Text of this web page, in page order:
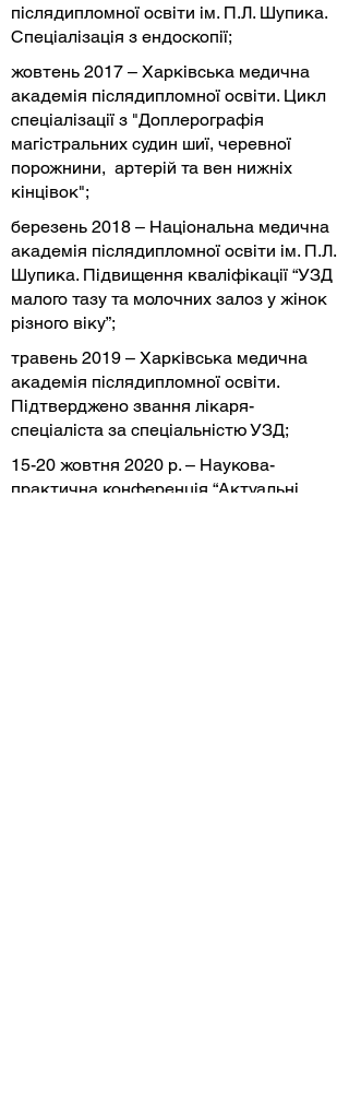
післядипломної освіти ім. П.Л. Шупика.
Спеціалізація з ендоскопії;
жовтень 2017 – Харківська медична
академія післядипломної освіти. Цикл
спеціалізації з "Доплерографія
магістральних судин шиї, черевної
порожнини, артерій та вен нижніх
кінцівок";
березень 2018 – Національна медична
академія післядипломної освіти ім. П.Л.
Шупика. Підвищення кваліфікації “УЗД
малого тазу та молочних залоз у жінок
різного віку”;
​травень 2019 – Харківська медична
академія післядипломної освіти.
Підтверджено звання лікаря-
спеціаліста за спеціальністю УЗД;
15-20 жовтня 2020 р. – Наукова-
практична конференція “Актуальні